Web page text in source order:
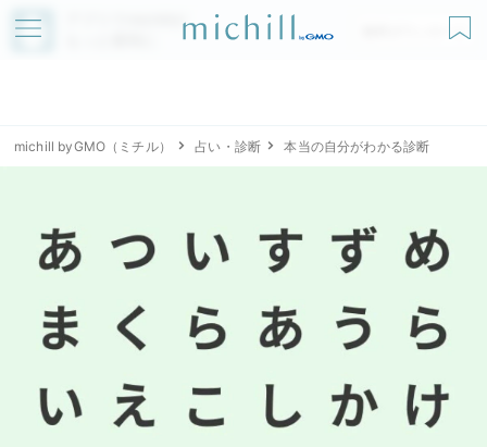
アプリでmichillが
無料ダウンロード
michill byGMO（ミチル） 占い・診断 本当の自分がわかる診断